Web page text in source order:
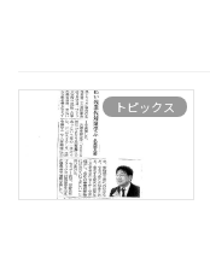
トピックス